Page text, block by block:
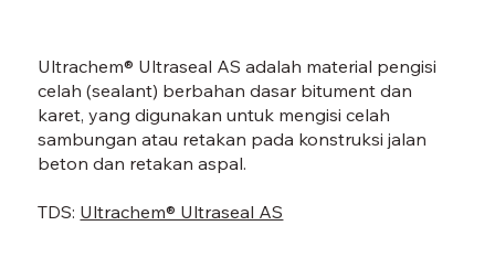
Ultrachem® Ultraseal AS adalah material pengisi
celah (sealant) berbahan dasar bitument dan
karet, yang digunakan untuk mengisi celah
sambungan atau retakan pada konstruksi jalan
beton dan retakan aspal.
TDS: Ultrachem® Ultraseal AS